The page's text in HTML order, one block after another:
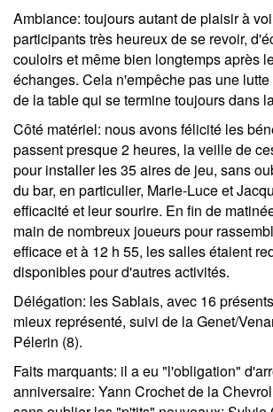
Ambiance: toujours autant de plaisir à
participants très heureux de se revoir,
couloirs et même bien longtemps après
échanges. Cela n'empêche pas une
de la table qui se termine toujours dans
Côté matériel: nous avons félicité les
passent presque 2 heures, la veille de
pour installer les 35 aires de jeu, sans
du bar, en particulier, Marie-Luce et
efficacité et leur sourire. En fin de
main de nombreux joueurs pour
efficace et à 12 h 55, les salles étaient
disponibles pour d'autres activités.
Délégation: les Sablais, avec 16
mieux représenté, suivi de la Genet/
Pélerin (8).
Faits marquants: il a eu "l'obligation"
anniversaire: Yann Crochet de la